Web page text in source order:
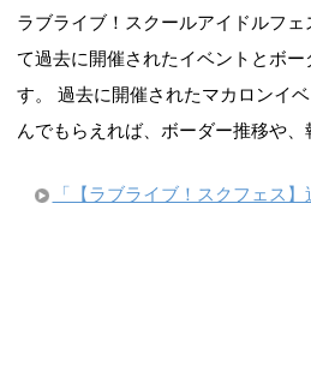
ラブライブ！スクールアイドルフ
て過去に開催されたイベントとボ
す。 過去に開催されたマカロンイ
んでもらえれば、ボーダー推移や、
「【ラブライブ！スクフェス